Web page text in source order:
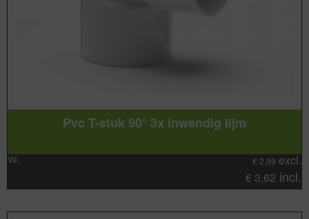
Pvc T-stuk 90° 3x inwendig lijm
Va: € 2,99excl.
€ 3,62 incl.